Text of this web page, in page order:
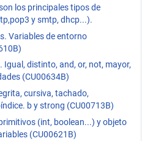
los principales tipos de
y smtp, dhcp...).
Variables de entorno
distinto, and, or, not, mayor,
(CU00634B)
cursiva, tachado,
b y strong (CU00713B)
(int, boolean...) y objeto
(CU00621B)